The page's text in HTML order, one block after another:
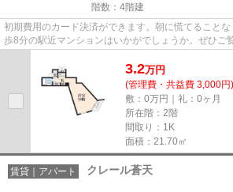
階数：4階建
初期費用のカード決済ができます。朝に慌てること
歩8分の駅近マンションはいかがでしょうか。ぜひご
3.2万円
(管理費・共益費 3,000円)
敷：0万円｜礼：0ヶ月
所在階：2階
間取り：1K
面積：21.70㎡
賃貸｜アパート クレール蒼天